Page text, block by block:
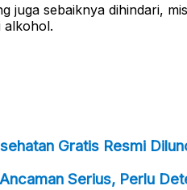
juga sebaiknya dihindari,
alkohol.
Gratis Resmi
Serius, Perlu